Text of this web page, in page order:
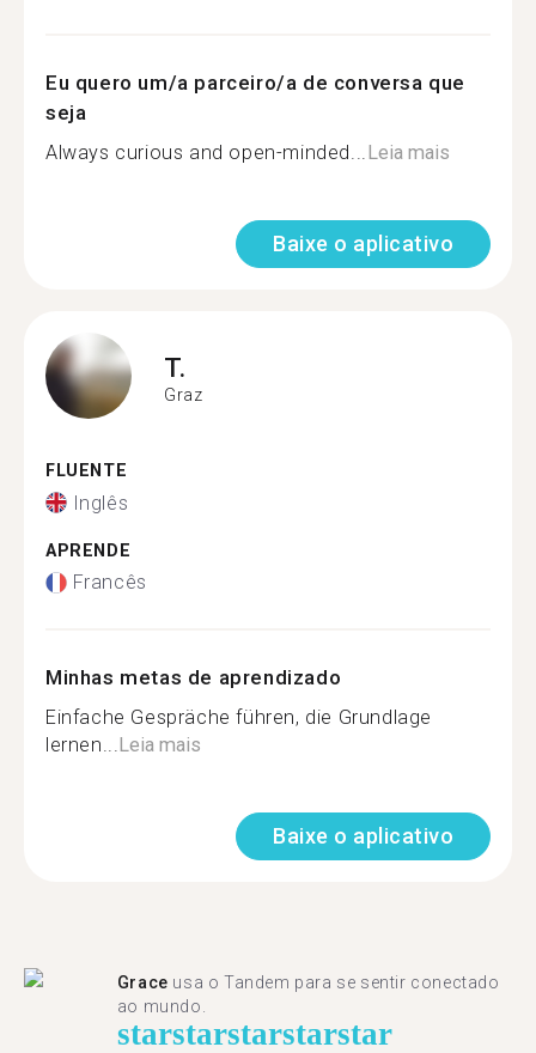
Eu quero um/a parceiro/a de conversa que
seja
Always curious and open-minded...Leia mais
Baixe o aplicativo
T.
Graz
FLUENTE
Inglês
APRENDE
Francês
Minhas metas de aprendizado
Einfache Gespräche führen, die Grundlage
lernen...Leia mais
Baixe o aplicativo
Grace usa o Tandem para se sentir conectado
ao mundo.
starstarstarstarstar